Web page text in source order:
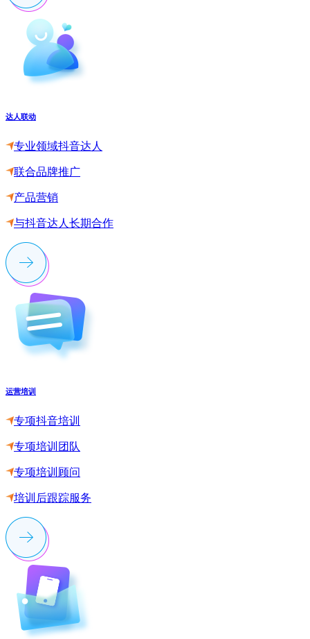
达人联动
专业领域抖音达人
联合品牌推广
产品营销
与抖音达人长期合作
运营培训
专项抖音培训
专项培训团队
专项培训顾问
培训后跟踪服务